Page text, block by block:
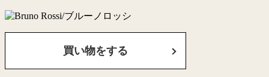
買い物をする